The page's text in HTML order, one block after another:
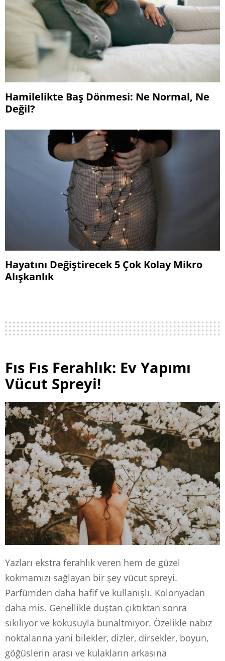
Hamilelikte Baş Dönmesi: Ne Normal, Ne
Değil?
Hayatını Değiştirecek 5 Çok Kolay Mikro
Alışkanlık
Fıs Fıs Ferahlık: Ev Yapımı
Vücut Spreyi!
Yazları ekstra ferahlık veren hem de güzel
kokmamızı sağlayan bir şey vücut spreyi.
Parfümden daha hafif ve kullanışlı. Kolonyadan
daha mis. Genellikle duştan çıktıktan sonra
sıkılıyor ve kokusuyla bunaltmıyor. Özelikle nabız
noktalarına yani bilekler, dizler, dirsekler, boyun,
göğüslerin arası ve kulakların arkasına